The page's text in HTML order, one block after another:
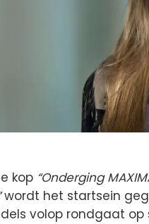
kop “Onderging
wordt het startsein
volop rondgaat op